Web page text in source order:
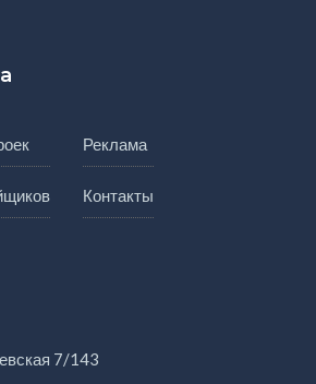
Реклама
Контакты
7/143